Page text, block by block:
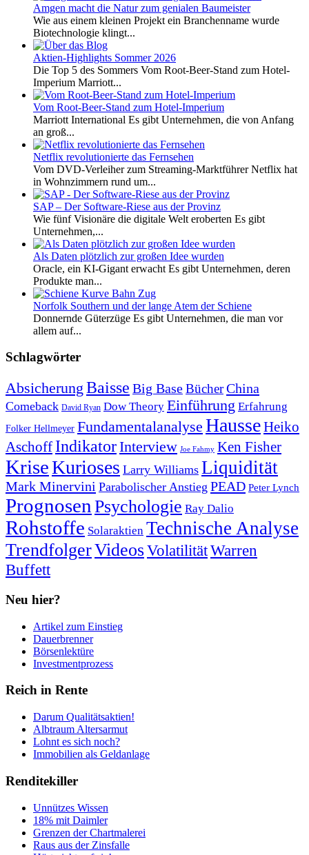
Amgen macht die Natur zum genialen Baumeister
Wie aus einem kleinen Projekt ein Branchenname wurde
Biotechnologie klingt...
Aktien-Highlights Sommer 2026
Die Top 5 des Sommers Vom Root-Beer-Stand zum Hotel-
Imperium Marriott...
Vom Root-Beer-Stand zum Hotel-Imperium
Marriott International Es gibt Unternehmen, die von Anfang
an groß...
Netflix revolutionierte das Fernsehen
Vom DVD-Verleiher zum Streaming-Marktführer Netflix hat
in Wohnzimmern rund um...
SAP – Der Software-Riese aus der Provinz
Wie fünf Visionäre die digitale Welt eroberten Es gibt
Unternehmen,...
Als Daten plötzlich zur großen Idee wurden
Oracle, ein KI-Gigant erwacht Es gibt Unternehmen, deren
Produkte man...
Norfolk Southern und der lange Atem der Schiene
Donnernde Güterzüge Es gibt Unternehmen, die man vor
allem auf...
Schlagwörter
Absicherung Baisse Big BaseBücherChina
Comeback David Ryan Dow Theory Einführung Erfahrung
Folker Hellmeyer Fundamentalanalyse HausseHeiko
Aschoff IndikatorInterview Joe Fahmy Ken Fisher
KriseKurioses Larry Williams Liquidität
Mark Minervini Parabolischer Anstieg PEAD Peter Lynch
Prognosen Psychologie Ray Dalio
Rohstoffe Solaraktien Technische Analyse
TrendfolgerVideosVolatilitätWarren
Buffett
Neu hier?
Artikel zum Einstieg
Dauerbrenner
Börsenlektüre
Investmentprozess
Reich in Rente
Darum Qualitätsaktien!
Albtraum Altersarmut
Lohnt es sich noch?
Immobilien als Geldanlage
Renditekiller
Unnützes Wissen
18% mit Daimler
Grenzen der Chartmalerei
Raus aus der Zinsfalle